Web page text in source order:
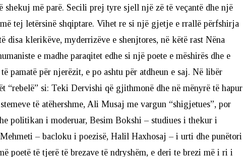
më parë. Secili prej tyre sjell një zë të veçantë dhe një
tej letërsinë shqiptare. Vihet re si një gjetje e rrallë përfshirja
disa klerikëve, myderrizëve e shenjtores, në këtë rast Nëna
e madhe paraqitet edhe si një poete e mëshirës dhe e
pamatë për njerëzit, e po ashtu për atdheun e saj. Në libër
“rebelë” si: Teki Dervishi që gjithmonë dhe në mënyrë të hapur
të atëhershme, Ali Musaj me vargun “shigjetues”, por
politikan i moderuar, Besim Bokshi – studiues i thekur i
– bacloku i poezisë, Halil Haxhosaj – i urti dhe punëtori
poetë të tjerë të brezave të ndryshëm, e deri te brezi më i ri i